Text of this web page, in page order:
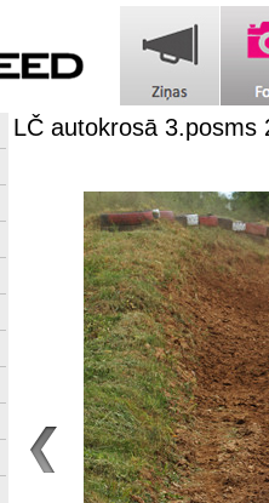
LČ autokrosā 3.posms